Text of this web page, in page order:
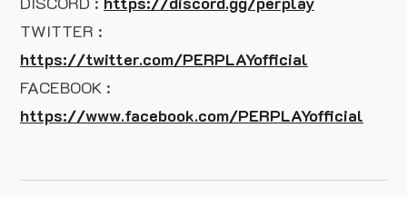
TWITTER :
https://twitter.com/PERPLAYofficial
FACEBOOK :
https://www.facebook.com/PERPLAYofficial